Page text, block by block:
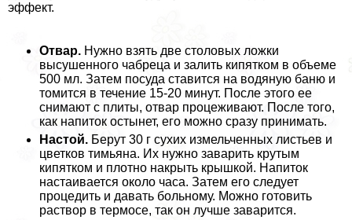
эффект.
Отвар. Нужно взять две столовых ложки
высушенного чабреца и залить кипятком в объеме
500 мл. Затем посуда ставится на водяную баню и
томится в течение 15-20 минут. После этого ее
снимают с плиты, отвар процеживают. После того,
как напиток остынет, его можно сразу принимать.
Настой. Берут 30 г сухих измельченных листьев и
цветков тимьяна. Их нужно заварить крутым
кипятком и плотно накрыть крышкой. Напиток
настаивается около часа. Затем его следует
процедить и давать больному. Можно готовить
раствор в термосе, так он лучше заварится.